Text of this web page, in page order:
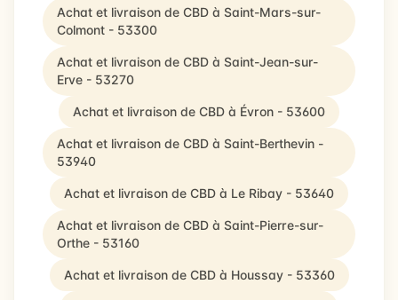
Achat et livraison de CBD à Saint-Mars-sur-
Colmont - 53300
Achat et livraison de CBD à Saint-Jean-sur-
Erve - 53270
Achat et livraison de CBD à Évron - 53600
Achat et livraison de CBD à Saint-Berthevin -
53940
Achat et livraison de CBD à Le Ribay - 53640
Achat et livraison de CBD à Saint-Pierre-sur-
Orthe - 53160
Achat et livraison de CBD à Houssay - 53360